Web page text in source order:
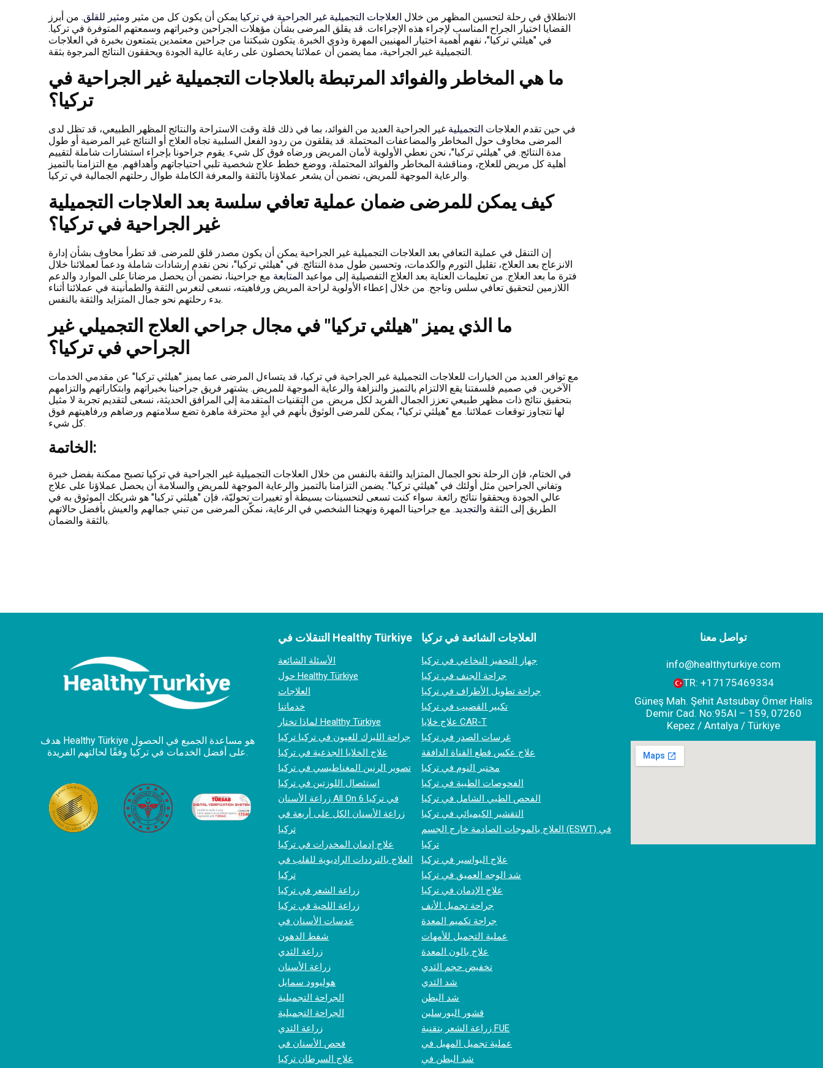
الانطلاق في رحلة لتحسين المظهر من خلال العلاجات التجميلية غير الجراحية في تركيا يمكن أن يكون كل من مثير ومثير للقلق. من أبرز
القضايا اختيار الجراح المناسب لإجراء هذه الإجراءات. قد يقلق المرضى بشأن مؤهلات الجراحين وخبراتهم وسمعتهم المتوفرة في تركيا.
في "هيلثي تركيا"، نفهم أهمية اختيار المهنيين المهرة وذوي الخبرة. يتكون شبكتنا من جراحين معتمدين يتمتعون بخبرة في العلاجات
التجميلية غير الجراحية، مما يضمن أن عملائنا يحصلون على رعاية عالية الجودة ويحققون النتائج المرجوة بثقة.
ما هي المخاطر والفوائد المرتبطة بالعلاجات التجميلية غير الجراحية في
تركيا؟
في حين تقدم العلاجات التجميلية غير الجراحية العديد من الفوائد، بما في ذلك قلة وقت الاستراحة والنتائج المظهر الطبيعي، قد تظل لدى
المرضى مخاوف حول المخاطر والمضاعفات المحتملة. قد يقلقون من ردود الفعل السلبية تجاه العلاج أو النتائج غير المرضية أو طول
مدة النتائج. في "هيلثي تركيا"، نحن نعطي الأولوية لأمان المريض ورضاه فوق كل شيء. يقوم جراحونا بإجراء استشارات شاملة لتقييم
أهلية كل مريض للعلاج، ومناقشة المخاطر والفوائد المحتملة، ووضع خطط علاج شخصية تلبي احتياجاتهم وأهدافهم. مع التزامنا بالتميز
والرعاية الموجهة للمريض، نضمن أن يشعر عملاؤنا بالثقة والمعرفة الكاملة طوال رحلتهم الجمالية في تركيا.
كيف يمكن للمرضى ضمان عملية تعافي سلسة بعد العلاجات التجميلية
غير الجراحية في تركيا؟
إن التنقل في عملية التعافي بعد العلاجات التجميلية غير الجراحية يمكن أن يكون مصدر قلق للمرضى. قد تطرأ مخاوف بشأن إدارة
الانزعاج بعد العلاج، تقليل التورم والكدمات، وتحسين طول مدة النتائج. في "هيلثي تركيا"، نحن نقدم إرشادات شاملة ودعماً لعملائنا خلال
فترة ما بعد العلاج. من تعليمات العناية بعد العلاج التفصيلية إلى مواعيد المتابعة مع جراحينا، نضمن أن يحصل مرضانا على الموارد والدعم
اللازمين لتحقيق تعافي سلس وناجح. من خلال إعطاء الأولوية لراحة المريض ورفاهيته، نسعى لنغرس الثقة والطمأنينة في عملائنا أثناء
بدء رحلتهم نحو جمال المتزايد والثقة بالنفس.
ما الذي يميز "هيلثي تركيا" في مجال جراحي العلاج التجميلي غير
الجراحي في تركيا؟
مع توافر العديد من الخيارات للعلاجات التجميلية غير الجراحية في تركيا، قد يتساءل المرضى عما يميز "هيلثي تركيا" عن مقدمي الخدمات
الآخرين. في صميم فلسفتنا يقع الالتزام بالتميز والنزاهة والرعاية الموجهة للمريض. يشتهر فريق جراحينا بخبراتهم وابتكاراتهم والتزامهم
بتحقيق نتائج ذات مظهر طبيعي تعزز الجمال الفريد لكل مريض. من التقنيات المتقدمة إلى المرافق الحديثة، نسعى لتقديم تجربة لا مثيل
لها تتجاوز توقعات عملائنا. مع "هيلثي تركيا"، يمكن للمرضى الوثوق بأنهم في أيدٍ محترفة ماهرة تضع سلامتهم ورضاهم ورفاهيتهم فوق
كل شيء.
الخاتمة:
في الختام، فإن الرحلة نحو الجمال المتزايد والثقة بالنفس من خلال العلاجات التجميلية غير الجراحية في تركيا تصبح ممكنة بفضل خبرة
وتفاني الجراحين مثل أولئك في "هيلثي تركيا". يضمن التزامنا بالتميز والرعاية الموجهة للمريض والسلامة أن يحصل عملاؤنا على علاج
عالي الجودة ويحققوا نتائج رائعة. سواء كنت تسعى لتحسينات بسيطة أو تغييرات تحوليّة، فإن "هيلثي تركيا" هو شريكك الموثوق به في
الطريق إلى الثقة والتجديد. مع جراحينا المهرة ونهجنا الشخصي في الرعاية، نمكّن المرضى من تبني جمالهم والعيش بأفضل حالاتهم
بالثقة والضمان.
هدف Healthy Türkiye هو مساعدة الجميع في الحصول
على أفضل الخدمات في تركيا وفقًا لحالتهم الفريدة.
التنقلات في Healthy Türkiye
الأسئلة الشائعة
حول Healthy Türkiye
العلاجات
خدماتنا
لماذا تختار Healthy Türkiye
جراحة الليزك للعيون في تركيا تركيا
علاج الخلايا الجذعية في تركيا
تصوير الرنين المغناطيسي في تركيا
استئصال اللوزتين في تركيا
زراعة الأسنان All On 6 في تركيا
زراعة الأسنان الكل على أربعة في
تركيا
علاج إدمان المخدرات في تركيا
العلاج بالترددات الراديوية للقلب في
تركيا
زراعة الشعر في تركيا
زراعة اللحية في تركيا
عدسات الأسنان في
شفط الدهون
زراعة الثدي
زراعة الأسنان
هوليوود سمايل
الجراحة التجميلية
الجراحة التجميلية
زراعة الثدي
فحص الأسنان في
علاج السرطان تركيا
العلاجات الشائعة في تركيا
جهاز التحفيز النخاعي في تركيا
جراحة الجنف في تركيا
جراحة تطويل الأطراف في تركيا
تكبير القضيب في تركيا
علاج خلايا CAR-T
غرسات الصدر في تركيا
علاج عكس قطع القناة الدافقة
مختبر النوم في تركيا
الفحوصات الطبية في تركيا
الفحص الطبي الشامل في تركيا
التقشير الكيميائي في تركيا
العلاج بالموجات الصادمة خارج الجسم (ESWT) في
تركيا
علاج البواسير في تركيا
شد الوجه العميق في تركيا
علاج الإدمان في تركيا
جراحة تجميل الأنف
جراحة تكميم المعدة
عملية التجميل للأمهات
علاج بالون المعدة
تخفيض حجم الثدي
شد الثدي
شد البطن
قشور البورسلين
زراعة الشعر بتقنية FUE
عملية تجميل المهبل في
شد البطن في
تواصل معنا
info@healthyturkiye.com
TR: +‪17175469334‬
Güneş Mah. Şehit Astsubay Ömer Halis
Demir Cad. No:95AI – 159, 07260
Kepez / Antalya / Türkiye